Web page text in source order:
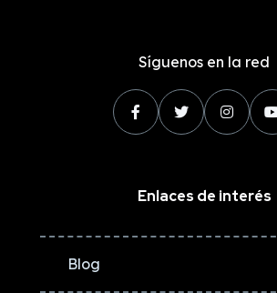
Síguenos en la red
Enlaces de interés
Blog